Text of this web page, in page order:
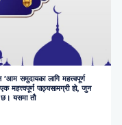
समुदायका लागि महत्त्वपूर्ण
महत्त्वपूर्ण पाठ्यसामग्री हो, जुन
यसमा तौ